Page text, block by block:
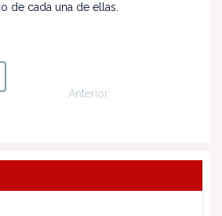
de cada una de ellas.
Anterior